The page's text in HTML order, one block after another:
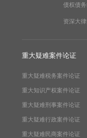
债权债
资深大
重大疑难案件论证
重大疑难税务案件论证
重大知识产权案件论证
重大疑难刑事案件论证
重大疑难行政案件论证
重大疑难民商案件论证